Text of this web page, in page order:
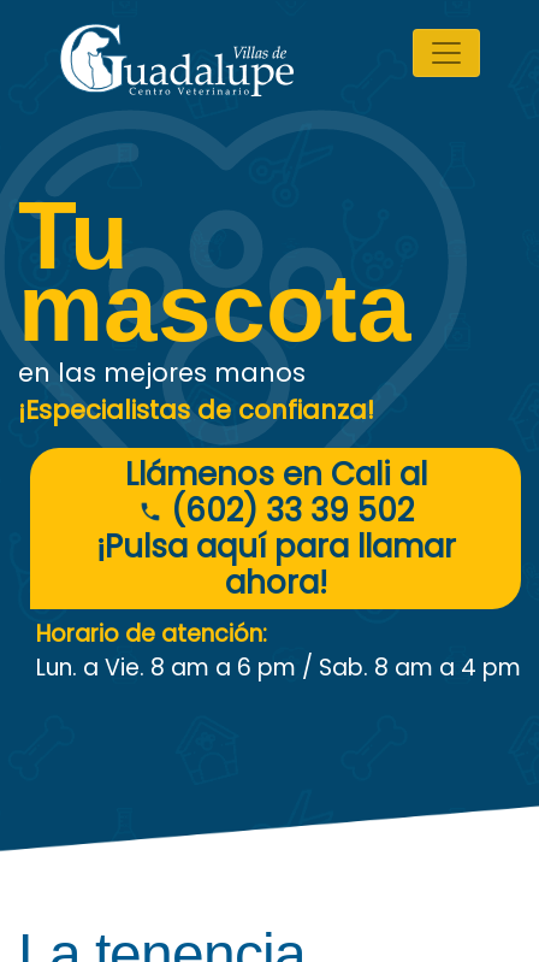
Tu
mascota
en las mejores manos
¡Especialistas de confianza!
Llámenos en Cali al
(602) 33 39 502
¡Pulsa aquí para llamar
ahora!
Horario de atención:
Lun. a Vie. 8 am a 6 pm / Sab. 8 am a 4 pm